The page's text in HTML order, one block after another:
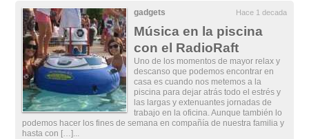
gadgets Hace 1 decada
Música en la piscina
con el RadioRaft
Uno de los momentos de mayor relax y
descanso que podemos encontrar en
casa es cuando nos metemos a la
piscina para dejar atrás todo el estrés y
las largas y extenuantes jornadas de
trabajo en la oficina. Aunque también lo
podemos hacer los fines de semana en compañía de nuestra familia y
hasta con […]...